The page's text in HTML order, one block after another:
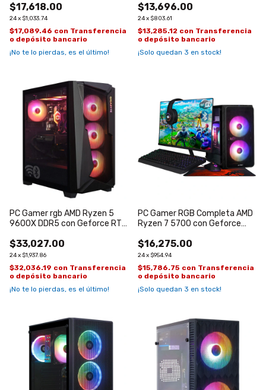
$17,618.00
24x $1,033.74
$17,089.46 con Transferencia
o depósito bancario
¡No te lo pierdas, es el último!
$13,696.00
24x $803.61
$13,285.12 con Transferencia
o depósito bancario
¡Solo quedan 3 en stock!
PC Gamer rgb AMD Ryzen 5
9600X DDR5 con Geforce RTX
$33,027.00
24x $1,937.86
$32,036.19 con Transferencia
o depósito bancario
¡No te lo pierdas, es el último!
PC Gamer RGB Completa AMD
Ryzen 7 5700 con Geforce
$16,275.00
24x $954.94
$15,786.75 con Transferencia
o depósito bancario
¡Solo quedan 3 en stock!